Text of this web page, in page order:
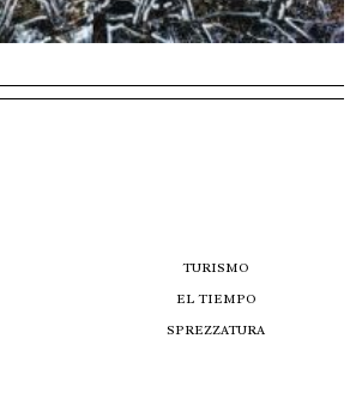
TURISMO
EL TIEMPO
SPREZZATURA